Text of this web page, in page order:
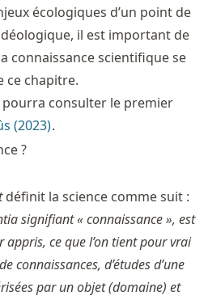
écologiques d’un point de
il est important de
connaissance scientifique se
ce chapitre.
consulter le premier
(2023).
?
définit la science comme suit :
signifiant « connaissance », est
appris, ce que l’on tient pour vrai
connaissances, d’études d’une
par un objet (domaine) et